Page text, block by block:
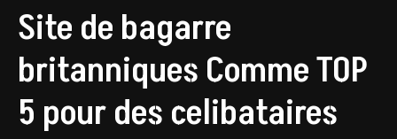
Site de bagarre
britanniques Comme TOP
5 pour des celibataires